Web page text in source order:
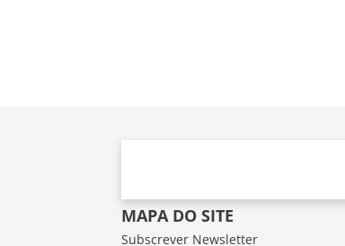
MAPA DO SITE
Subscrever Newsletter